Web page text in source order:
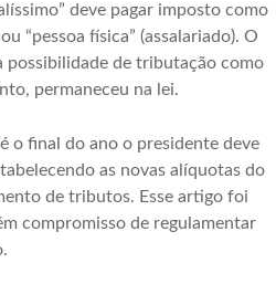
deve pagar imposto como
“pessoa física” (assalariado). O
possibilidade de tributação como
permaneceu na lei.
o final do ano o presidente deve
as novas alíquotas do
de tributos. Esse artigo foi
compromisso de regulamentar